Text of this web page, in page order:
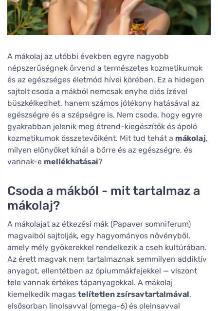
A mákolaj az utóbbi években egyre nagyobb
népszerűségnek örvend a természetes kozmetikumok
és az egészséges életmód hívei körében. Ez a hidegen
sajtolt csoda a mákból nemcsak enyhe diós ízével
büszkélkedhet, hanem számos jótékony hatásával az
egészségre és a szépségre is. Nem csoda, hogy egyre
gyakrabban jelenik meg étrend-kiegészítők és ápoló
kozmetikumok összetevőiként. Mit tud tehát a mákolaj,
milyen előnyöket kínál a bőrre és az egészségre, és
vannak-e mellékhatásai?
Csoda a mákból - mit tartalmaz a
mákolaj?
A mákolajat az étkezési mák (Papaver somniferum)
magvaiból sajtolják, egy hagyományos növényből,
amely mély gyökerekkel rendelkezik a cseh kultúrában.
Az érett magvak nem tartalmaznak semmilyen addiktív
anyagot, ellentétben az ópiummákfejekkel — viszont
tele vannak értékes tápanyagokkal. A mákolaj
kiemelkedik magas telítetlen zsírsavtartalmával,
elsősorban linolsavval (omega-6) és oleinsavval